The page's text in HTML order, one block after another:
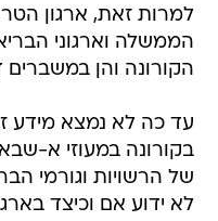
למרות זאת, ארגון
הממשלה וארגוני
הקורונה והן במשברים
עד כה לא נמצא מידע
בקורונה במעוזי א-
של הרשויות וגורמי
לא ידוע אם וכיצד